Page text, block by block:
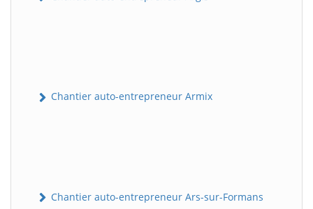
Chantier auto-entrepreneur Armix
Chantier auto-entrepreneur Ars-sur-Formans